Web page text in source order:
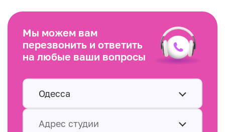
Мы можем вам
перезвонить и ответить
на любые ваши вопросы
Одесса
Адрес студии